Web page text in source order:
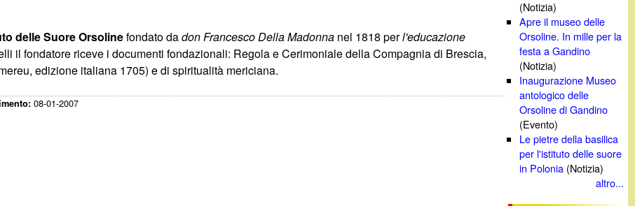
delle Suore Orsolinefondato dadon Francesco Della Madonna nel 1818 perl'educazione
il fondatore riceve i documenti fondazionali: Regola e Cerimoniale della Compagnia di Brescia,
edizione italiana 1705) e di spiritualità mericiana.
08-01-2007
(Notizia)
Apre il museo delle
Orsoline. In mille per la
festa a Gandino
(Notizia)
Inaugurazione Museo
antologico delle
Orsoline di Gandino
(Evento)
Le pietre della basilica
per l'istituto delle suore
in Polonia (Notizia)
altro...